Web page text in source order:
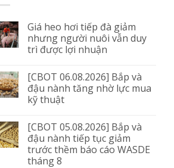
Giá heo hơi tiếp đà giảm
nhưng người nuôi vẫn duy
trì được lợi nhuận
[CBOT 06.08.2026] Bắp và
đậu nành tăng nhờ lực mua
kỹ thuật
[CBOT 05.08.2026] Bắp và
đậu nành tiếp tục giảm
trước thềm báo cáo WASDE
tháng 8